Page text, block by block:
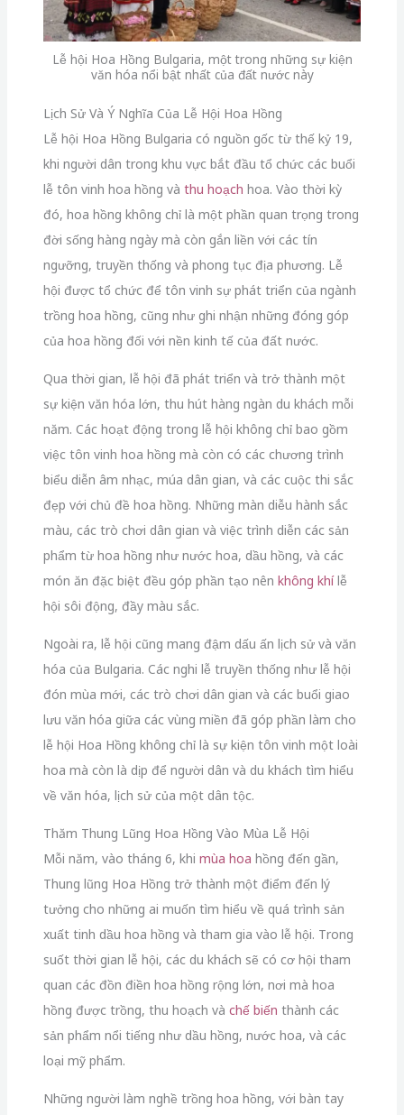
Lễ hội Hoa Hồng Bulgaria, một trong những sự kiện
văn hóa nổi bật nhất của đất nước này
Lịch Sử Và Ý Nghĩa Của Lễ Hội Hoa Hồng
Lễ hội Hoa Hồng Bulgaria có nguồn gốc từ thế kỷ 19,
khi người dân trong khu vực bắt đầu tổ chức các buổi
lễ tôn vinh hoa hồng và thu hoạch hoa. Vào thời kỳ
đó, hoa hồng không chỉ là một phần quan trọng trong
đời sống hàng ngày mà còn gắn liền với các tín
ngưỡng, truyền thống và phong tục địa phương. Lễ
hội được tổ chức để tôn vinh sự phát triển của ngành
trồng hoa hồng, cũng như ghi nhận những đóng góp
của hoa hồng đối với nền kinh tế của đất nước.
Qua thời gian, lễ hội đã phát triển và trở thành một
sự kiện văn hóa lớn, thu hút hàng ngàn du khách mỗi
năm. Các hoạt động trong lễ hội không chỉ bao gồm
việc tôn vinh hoa hồng mà còn có các chương trình
biểu diễn âm nhạc, múa dân gian, và các cuộc thi sắc
đẹp với chủ đề hoa hồng. Những màn diễu hành sắc
màu, các trò chơi dân gian và việc trình diễn các sản
phẩm từ hoa hồng như nước hoa, dầu hồng, và các
món ăn đặc biệt đều góp phần tạo nên không khílễ
hội sôi động, đầy màu sắc.
Ngoài ra, lễ hội cũng mang đậm dấu ấn lịch sử và văn
hóa của Bulgaria. Các nghi lễ truyền thống như lễ hội
đón mùa mới, các trò chơi dân gian và các buổi giao
lưu văn hóa giữa các vùng miền đã góp phần làm cho
lễ hội Hoa Hồng không chỉ là sự kiện tôn vinh một loài
hoa mà còn là dịp để người dân và du khách tìm hiểu
về văn hóa, lịch sử của một dân tộc.
Thăm Thung Lũng Hoa Hồng Vào Mùa Lễ Hội
Mỗi năm, vào tháng 6, khi mùa hoa hồng đến gần,
Thung lũng Hoa Hồng trở thành một điểm đến lý
tưởng cho những ai muốn tìm hiểu về quá trình sản
xuất tinh dầu hoa hồng và tham gia vào lễ hội. Trong
suốt thời gian lễ hội, các du khách sẽ có cơ hội tham
quan các đồn điền hoa hồng rộng lớn, nơi mà hoa
hồng được trồng, thu hoạch và chế biến thành các
sản phẩm nổi tiếng như dầu hồng, nước hoa, và các
loại mỹ phẩm.
Những người làm nghề trồng hoa hồng, với bàn tay